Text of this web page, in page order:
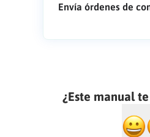
Envía órdenes de
¿Este manual